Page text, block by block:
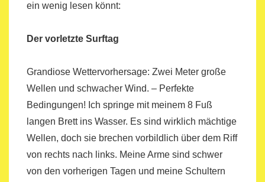
ein wenig lesen könnt:
Der vorletzte Surftag
Grandiose Wettervorhersage: Zwei Meter große
Wellen und schwacher Wind. – Perfekte
Bedingungen! Ich springe mit meinem 8 Fuß
langen Brett ins Wasser. Es sind wirklich mächtige
Wellen, doch sie brechen vorbildlich über dem Riff
von rechts nach links. Meine Arme sind schwer
von den vorherigen Tagen und meine Schultern